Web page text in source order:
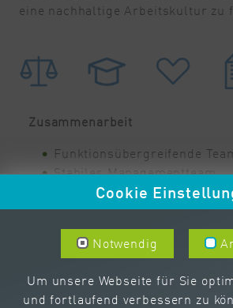
eine nachhaltige Arbeitskultur zu
Zusammenarbeit
Funktionsübergreifende
Stabiles Managementteam
Führungsteam geschult in
und Feedback
Vielfalt
Vielfältige Belegschaft –
Cookie
Notwendig
Um unsere Webseite für Sie
und fortlaufend verbessern zu